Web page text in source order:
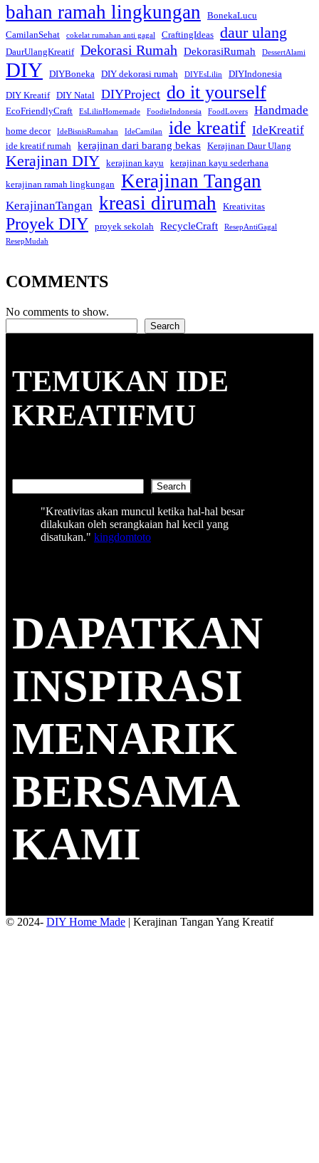
bahan ramah lingkungan
BonekaLucu
CamilanSehat
cokelat rumahan anti gagal CraftingIdeas daur ulang
DaurUlangKreatif Dekorasi Rumah DekorasiRumah DessertAlami
DIY DIYBoneka DIY dekorasi rumah DIYEsLilin
DIYIndonesia
DIY Kreatif DIY Natal DIYProject do it yourself
EcoFriendlyCraft EsLilinHomemade FoodieIndonesia FoodLovers Handmade
home decor IdeBisnisRumahan IdeCamilan ide kreatif IdeKreatif
ide kreatif rumah kerajinan dari barang bekas Kerajinan Daur Ulang
Kerajinan DIY kerajinan kayu
kerajinan kayu sederhana
kerajinan ramah lingkungan
Kerajinan Tangan
KerajinanTangan kreasi dirumah Kreativitas
Proyek DIY proyek sekolah RecycleCraft
ResepAntiGagal
ResepMudah
COMMENTS
No comments to show.
Search
TEMUKAN IDE
KREATIFMU
Search
"Kreativitas akan muncul ketika hal-hal besar
dilakukan oleh serangkaian hal kecil yang
disatukan." kingdomtoto
DAPATKAN
INSPIRASI
MENARIK
BERSAMA
KAMI
© 2024- DIY Home Made | Kerajinan Tangan Yang Kreatif